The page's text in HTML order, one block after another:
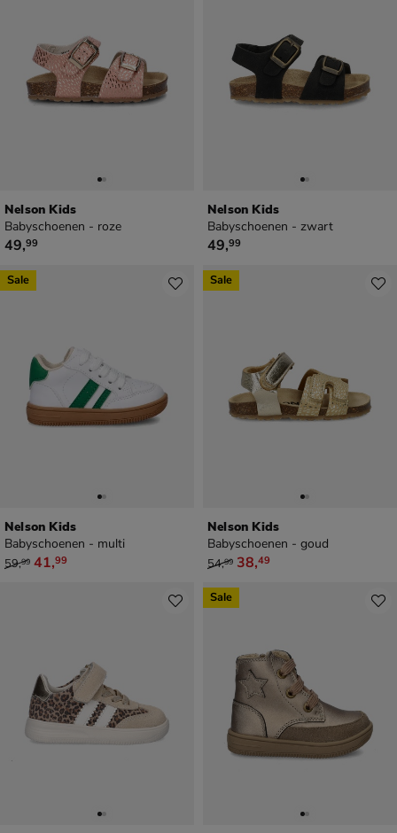
Nelson Kids
Babyschoenen - roze
€ 49,99
49,99
Nelson Kids
Babyschoenen - zwart
€ 49,99
49,99
Nelson Kids
Babyschoenen - multi
van € 59,99 voor € 41,99
59,99 41,99
Sale
Nelson Kids
Babyschoenen - goud
van € 54,99 voor € 38,49
54,99 38,49
Sale
Sale